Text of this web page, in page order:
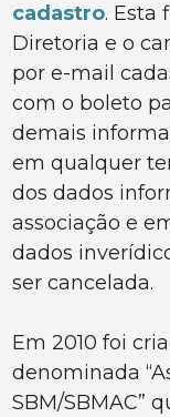
cadastro. Esta
Diretoria e o
por e-mail
com o boleto
demais
em qualquer
dos dados
associação e
dados
ser cancelada.
Em 2010 foi
denominada
SBM/SBMAC”